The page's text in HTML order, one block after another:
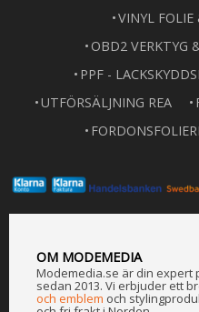
VINYL
OBD2 VERKTYG
PPF -
UTFÖRSÄLJNING REA
OM MODEMEDIA
Modemedia.se är din expert
sedan 2013. Vi erbjuder ett
och emblem och